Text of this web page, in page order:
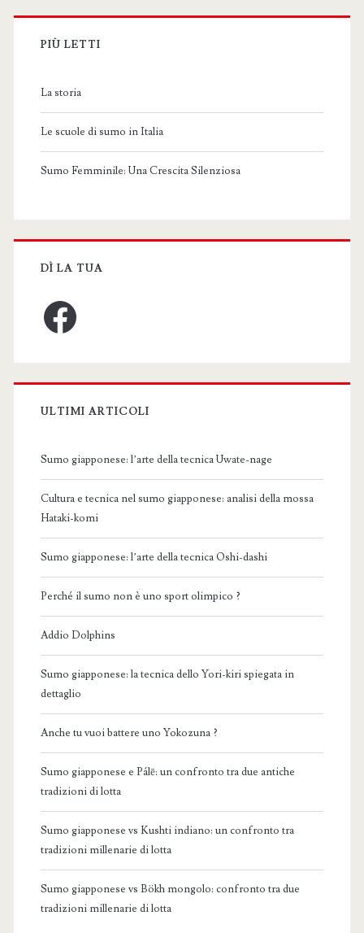
PIÙ LETTI
La storia
Le scuole di sumo in Italia
Sumo Femminile: Una Crescita Silenziosa
DÌ LA TUA
Facebook
ULTIMI ARTICOLI
Sumo giapponese: l’arte della tecnica Uwate-nage
Cultura e tecnica nel sumo giapponese: analisi della mossa
Hataki-komi
Sumo giapponese: l’arte della tecnica Oshi-dashi
Perché il sumo non è uno sport olimpico ?
Addio Dolphins
Sumo giapponese: la tecnica dello Yori-kiri spiegata in
dettaglio
Anche tu vuoi battere uno Yokozuna ?
Sumo giapponese e Pálē: un confronto tra due antiche
tradizioni di lotta
Sumo giapponese vs Kushti indiano: un confronto tra
tradizioni millenarie di lotta
Sumo giapponese vs Bökh mongolo: confronto tra due
tradizioni millenarie di lotta